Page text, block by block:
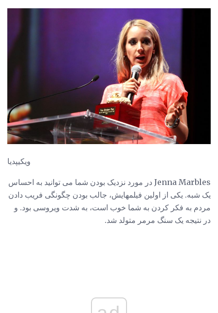
ویکیپدیا
Jenna Marbles در مورد نزدیک بودن شما می توانید به احساس
یک شبه. یکی از اولین فیلمهایش، جالب بودن چگونگی فریب دادن
مردم به فکر کردن به شما خوب است، به شدت ویروسی بود. و
در نتیجه یک سنگ مرمر متولد شد.